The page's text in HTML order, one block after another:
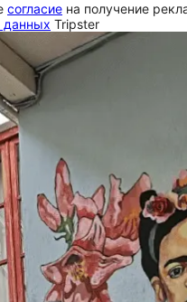
согласие на получение
данных Tripster